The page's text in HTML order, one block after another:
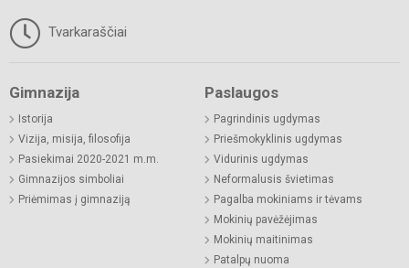
Tvarkaraščiai
Gimnazija
Istorija
Vizija, misija, filosofija
Pasiekimai 2020-2021 m.m.
Gimnazijos simboliai
Priėmimas į gimnaziją
Paslaugos
Pagrindinis ugdymas
Priešmokyklinis ugdymas
Vidurinis ugdymas
Neformalusis švietimas
Pagalba mokiniams ir tėvams
Mokinių pavėžėjimas
Mokinių maitinimas
Patalpų nuoma